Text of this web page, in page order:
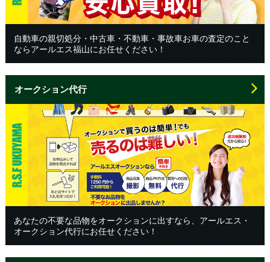
自動車の親切処分・中古車・不動車・事故車お車の査定のこと
ならアールエス福山にお任せください！
オークション代行
あなたの不要な品物をオークションに出すなら、アールエス・
オークション代行にお任せください！